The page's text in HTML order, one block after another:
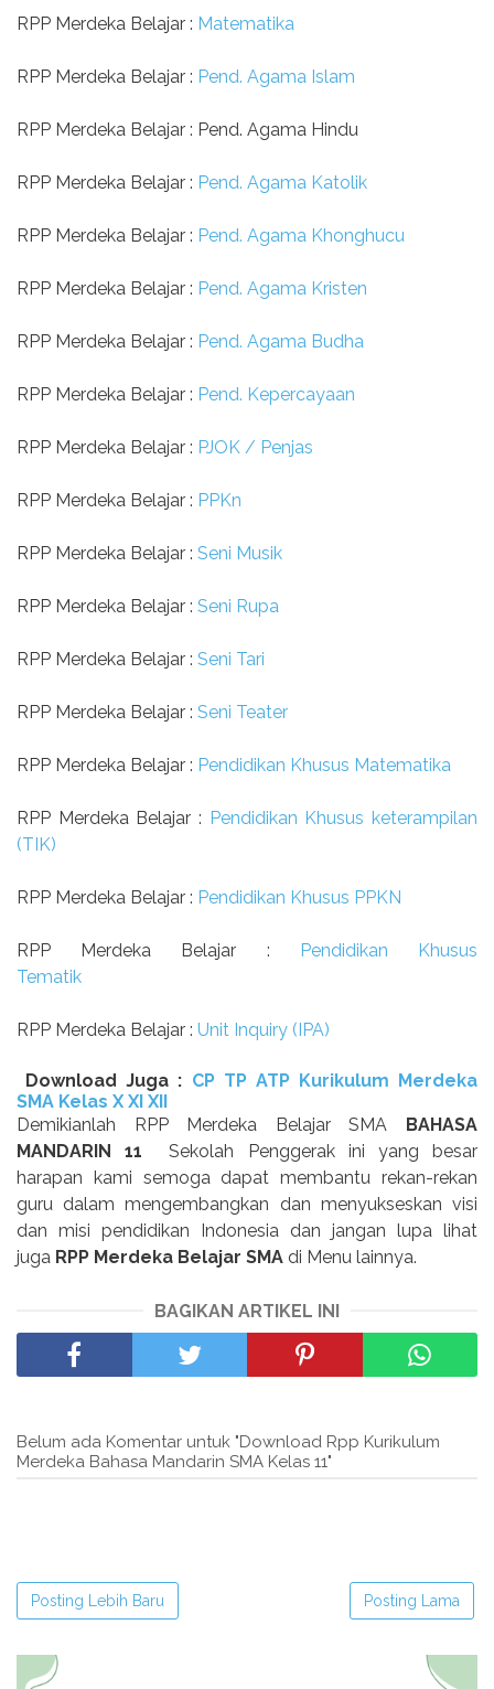
RPP Merdeka Belajar : Matematika
RPP Merdeka Belajar : Pend. Agama Islam
RPP Merdeka Belajar : Pend. Agama Hindu
RPP Merdeka Belajar : Pend. Agama Katolik
RPP Merdeka Belajar : Pend. Agama Khonghucu
RPP Merdeka Belajar : Pend. Agama Kristen
RPP Merdeka Belajar : Pend. Agama Budha
RPP Merdeka Belajar : Pend. Kepercayaan
RPP Merdeka Belajar : PJOK / Penjas
RPP Merdeka Belajar : PPKn
RPP Merdeka Belajar : Seni Musik
RPP Merdeka Belajar : Seni Rupa
RPP Merdeka Belajar : Seni Tari
RPP Merdeka Belajar : Seni Teater
RPP Merdeka Belajar : Pendidikan Khusus Matematika
RPP Merdeka Belajar : Pendidikan Khusus keterampilan
(TIK)
RPP Merdeka Belajar : Pendidikan Khusus PPKN
RPP Merdeka Belajar : Pendidikan Khusus
Tematik
RPP Merdeka Belajar : Unit Inquiry (IPA)
Download Juga : CP TP ATP Kurikulum Merdeka
SMA Kelas X XI XII
Demikianlah RPP Merdeka Belajar SMA BAHASA
MANDARIN 11 Sekolah Penggerak ini yang besar
harapan kami semoga dapat membantu rekan-rekan
guru dalam mengembangkan dan menyukseskan visi
dan misi pendidikan Indonesia dan jangan lupa lihat
juga RPP Merdeka Belajar SMA di Menu lainnya.
BAGIKAN ARTIKEL INI
Belum ada Komentar untuk "Download Rpp Kurikulum
Merdeka Bahasa Mandarin SMA Kelas 11"
Posting Lebih Baru Posting Lama